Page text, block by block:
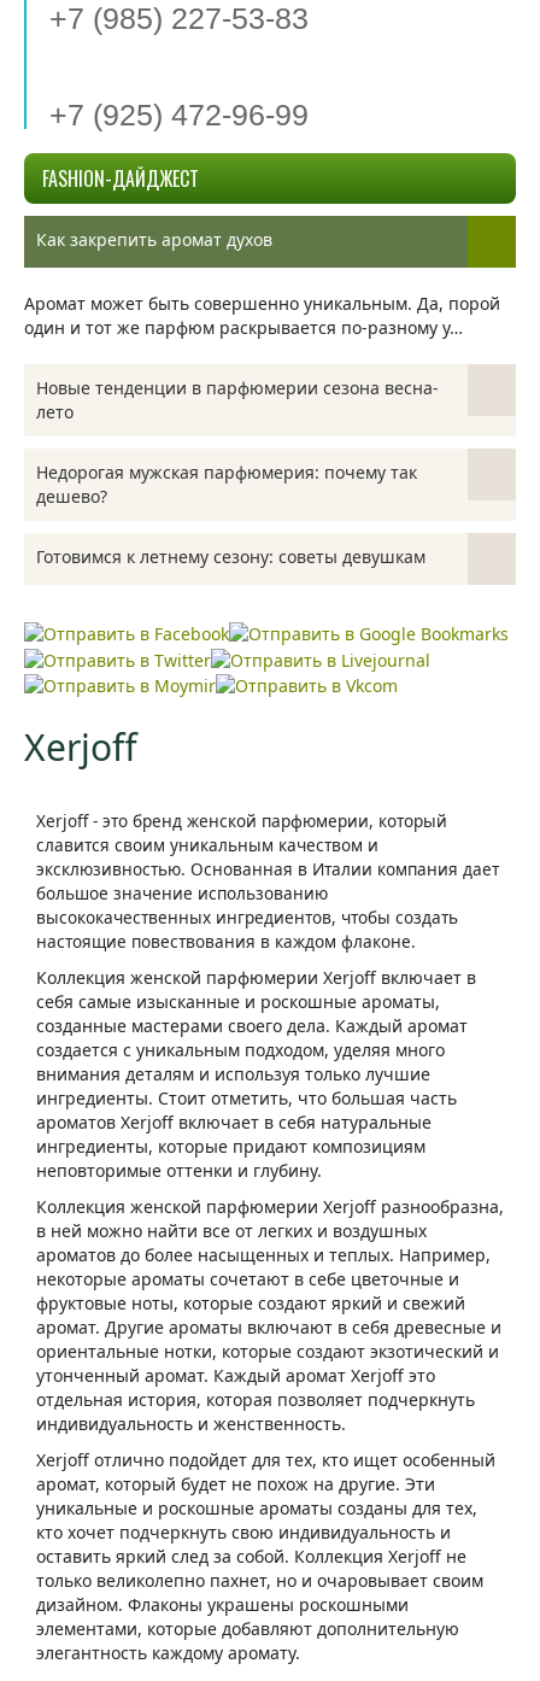
+7 (985) 227-53-83
+7 (925) 472-96-99
FASHION-ДАЙДЖЕСТ
Как закрепить аромат духов
Аромат может быть совершенно уникальным. Да, порой
один и тот же парфюм раскрывается по-разному у…
Новые тенденции в парфюмерии сезона весна-
лето
Смена тенденций в духах, туалетной воде и другой
парфюмерии происходит очень медленно и плавно,
Недорогая мужская парфюмерия: почему так
дешево?
Покупая мужскую парфюмерию в интернет-магазине
Готовимся к летнему сезону: советы девушкам
Что уж там ни говори, а лето - это особая пора. Его ждут с
нетерпением…
Xerjoff
Xerjoff - это бренд женской парфюмерии, который
славится своим уникальным качеством и
эксклюзивностью. Основанная в Италии компания дает
большое значение использованию
высококачественных ингредиентов, чтобы создать
настоящие повествования в каждом флаконе.
Коллекция женской парфюмерии Xerjoff включает в
себя самые изысканные и роскошные ароматы,
созданные мастерами своего дела. Каждый аромат
создается с уникальным подходом, уделяя много
внимания деталям и используя только лучшие
ингредиенты. Стоит отметить, что большая часть
ароматов Xerjoff включает в себя натуральные
ингредиенты, которые придают композициям
неповторимые оттенки и глубину.
Коллекция женской парфюмерии Xerjoff разнообразна,
в ней можно найти все от легких и воздушных
ароматов до более насыщенных и теплых. Например,
некоторые ароматы сочетают в себе цветочные и
фруктовые ноты, которые создают яркий и свежий
аромат. Другие ароматы включают в себя древесные и
ориентальные нотки, которые создают экзотический и
утонченный аромат. Каждый аромат Xerjoff это
отдельная история, которая позволяет подчеркнуть
индивидуальность и женственность.
Xerjoff отлично подойдет для тех, кто ищет особенный
аромат, который будет не похож на другие. Эти
уникальные и роскошные ароматы созданы для тех,
кто хочет подчеркнуть свою индивидуальность и
оставить яркий след за собой. Коллекция Xerjoff не
только великолепно пахнет, но и очаровывает своим
дизайном. Флаконы украшены роскошными
элементами, которые добавляют дополнительную
элегантность каждому аромату.